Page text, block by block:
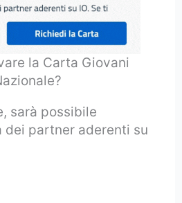
la Carta Giovani
sarà possibile
dei partner aderenti su